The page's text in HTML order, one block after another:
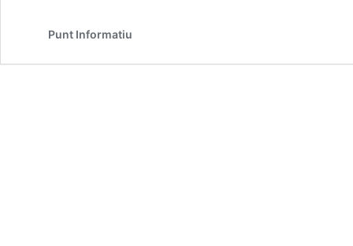
Punt Informatiu